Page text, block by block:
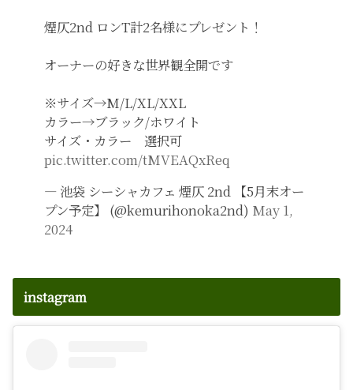
煙仄2nd ロンT計2名様にプレゼント！
オーナーの好きな世界観全開です
※サイズ→M/L/XL/XXL
カラー→ブラック/ホワイト
サイズ・カラー 選択可
pic.twitter.com/tMVEAQxReq
— 池袋 シーシャカフェ 煙仄 2nd 【5月末オー
プン予定】 (@kemurihonoka2nd) May 1,
2024
instagram